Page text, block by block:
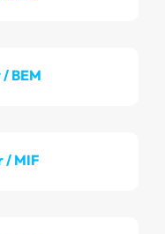
BEM
/ MIF